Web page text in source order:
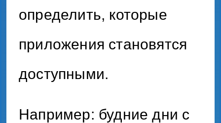
определить, которые
приложения становятся
доступными.
Например: будние дни с